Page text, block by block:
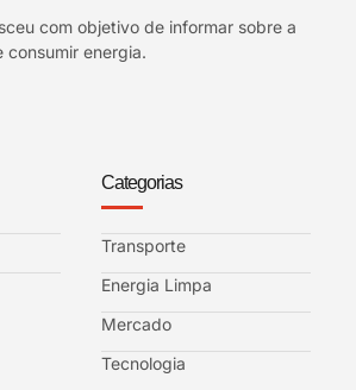
com objetivo de informar sobre a
consumir energia.
Categorias
Transporte
Energia Limpa
Mercado
Tecnologia